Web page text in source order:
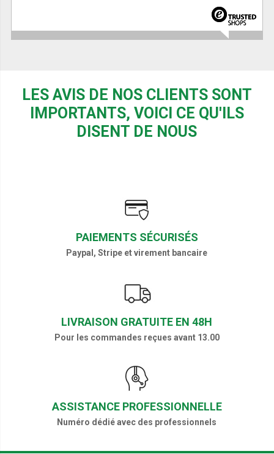
LES AVIS DE NOS CLIENTS SONT
IMPORTANTS, VOICI CE QU'ILS
DISENT DE NOUS
PAIEMENTS SÉCURISÉS
Paypal, Stripe et virement bancaire
LIVRAISON GRATUITE EN 48H
Pour les commandes reçues avant 13.00
ASSISTANCE PROFESSIONNELLE
Numéro dédié avec des professionnels